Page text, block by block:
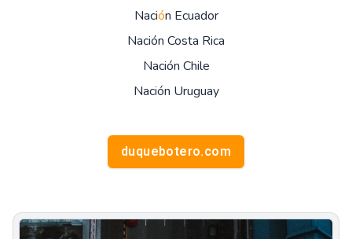
Nación Ecuador
Nación Costa Rica
Nación Chile
Nación Uruguay
duquebotero.com